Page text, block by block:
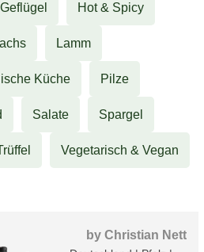
Geflügel Hot & Spicy
Lamm
Küche Pilze
Salate Spargel
Vegetarisch & Vegan
byChristian Nett